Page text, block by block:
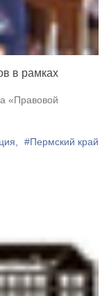
в рамках
«Правовой
#Пермский край